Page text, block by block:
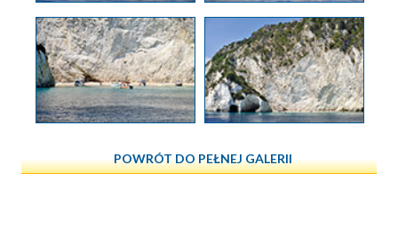
POWRÓT DO PEŁNEJ GALERII